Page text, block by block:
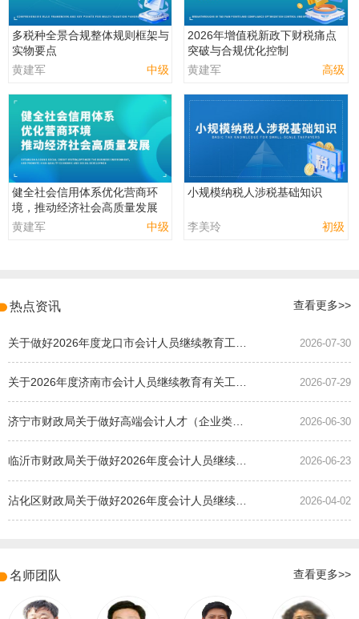
多税种全景合规整体规则框架与
实物要点
黄建军
中级
2026年增值税新政下财税痛点
突破与合规优化控制
黄建军
高级
健全社会信用体系优化营商环
境，推动经济社会高质量发展
黄建军
中级
小规模纳税人涉税基础知识
李美玲 初级
热点资讯 查看更多>>
2026-07-30
2026-07-29
济宁市财政局关于做好高端会计人才（企业类）培养班选拔工作的通知 2026-06-30
临沂市财政局关于做好2026年度会计人员继续教育有关工作的通知 2026-06-23
2026-04-02
名师团队 查看更多>>